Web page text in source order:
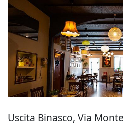
Uscita Binasco, Via